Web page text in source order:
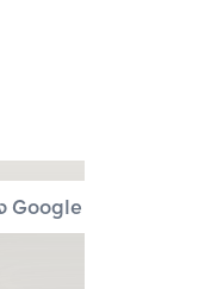
Google Map